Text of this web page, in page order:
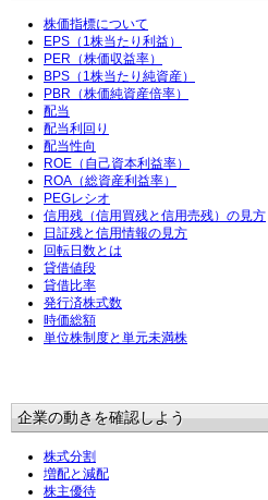
株価指標について
EPS（1株当たり利益）
PER（株価収益率）
BPS（1株当たり純資産）
PBR（株価純資産倍率）
配当
配当利回り
配当性向
ROE（自己資本利益率）
ROA（総資産利益率）
PEGレシオ
信用残（信用買残と信用売残）の見方
日証残と信用情報の見方
回転日数とは
貸借値段
貸借比率
発行済株式数
時価総額
単位株制度と単元未満株
企業の動きを確認しよう
株式分割
増配と減配
株主優待